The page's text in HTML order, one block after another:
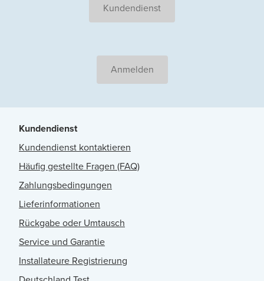
Kundendienst
Anmelden
Kundendienst
Kundendienst kontaktieren
Häufig gestellte Fragen (FAQ)
Zahlungsbedingungen
Lieferinformationen
Rückgabe oder Umtausch
Service und Garantie
Installateure Registrierung